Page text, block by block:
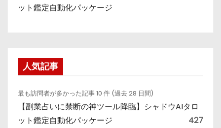
ット鑑定自動化パッケージ
人気記事
最も訪問者が多かった記事 10 件 (過去 28 日間)
【副業占いに禁断の神ツール降臨】シャドウAIタロ
ット鑑定自動化パッケージ
427